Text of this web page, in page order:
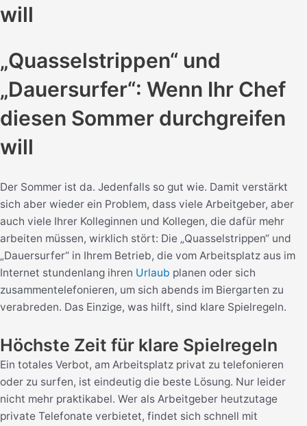
will
„Quasselstrippen“ und
„Dauersurfer“: Wenn Ihr Chef
diesen Sommer durchgreifen
will
Der Sommer ist da. Jedenfalls so gut wie. Damit verstärkt
sich aber wieder ein Problem, dass viele Arbeitgeber, aber
auch viele Ihrer Kolleginnen und Kollegen, die dafür mehr
arbeiten müssen, wirklich stört: Die „Quasselstrippen“ und
„Dauersurfer“ in Ihrem Betrieb, die vom Arbeitsplatz aus im
Internet stundenlang ihren Urlaub planen oder sich
zusammentelefonieren, um sich abends im Biergarten zu
verabreden. Das Einzige, was hilft, sind klare Spielregeln.
Höchste Zeit für klare Spielregeln
Ein totales Verbot, am Arbeitsplatz privat zu telefonieren
oder zu surfen, ist eindeutig die beste Lösung. Nur leider
nicht mehr praktikabel. Wer als Arbeitgeber heutzutage
private Telefonate verbietet, findet sich schnell mit